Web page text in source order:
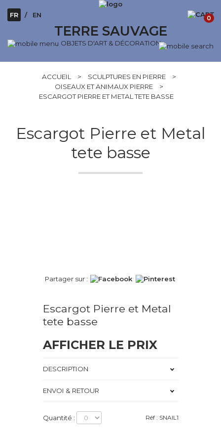
TERRE SAUVAGE
OBJETS D'ART & DÉCORATION
FR EN 0
ACCUEIL > SCULPTURES EN PIERRE
>
OISEAUX ET ANIMAUX PIERRE
>
ESCARGOT PIERRE ET METAL TETE BASSE
Escargot Pierre et Metal
tete basse
Partager sur :
Escargot Pierre et Metal
tete basse
AFFICHER LE PRIX
DESCRIPTION
ENVOI & RETOUR
Quantité : Réf : SNAIL1